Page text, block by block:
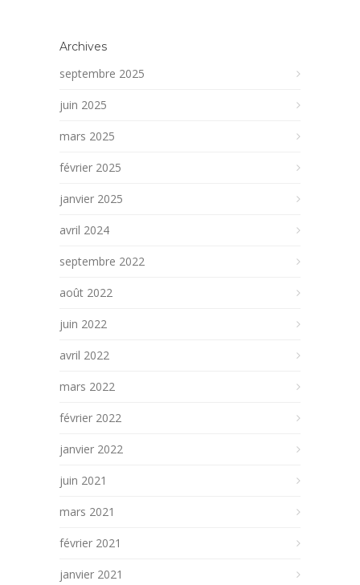
Archives
septembre 2025
juin 2025
mars 2025
février 2025
janvier 2025
avril 2024
septembre 2022
août 2022
juin 2022
avril 2022
mars 2022
février 2022
janvier 2022
juin 2021
mars 2021
février 2021
janvier 2021